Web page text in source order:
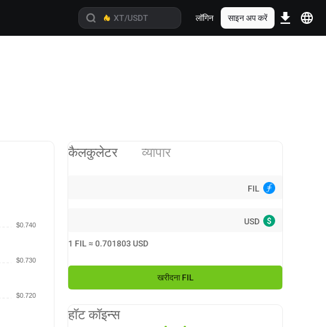
लॉगिन साइन अप करें
$0.720
$0.730
$0.740
कैलकुलेटर व्यापार
FIL
USD $
1 FIL ≈0.701803 USD
खरीदना FIL
हॉट कॉइन्स